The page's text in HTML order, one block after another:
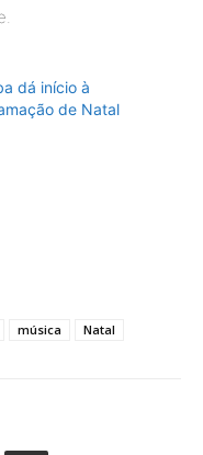
dá início à
de Natal
música Natal